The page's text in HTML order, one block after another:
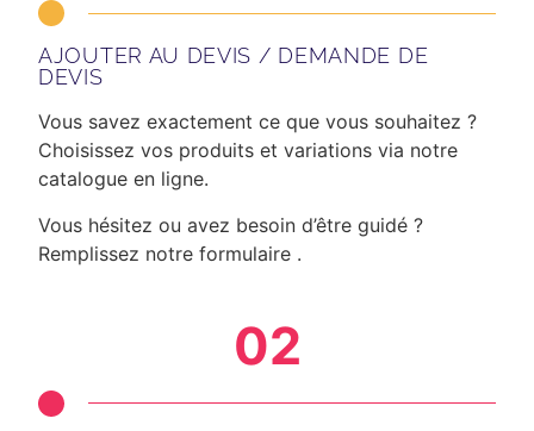
AJOUTER AU DEVIS / DEMANDE DE
DEVIS
Vous savez exactement ce que vous souhaitez ?
Choisissez vos produits et variations via notre
catalogue en ligne.
Vous hésitez ou avez besoin d’être guidé ?
Remplissez notre formulaire .
02